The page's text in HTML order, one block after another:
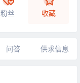
粉丝 收藏
问答 供求信息